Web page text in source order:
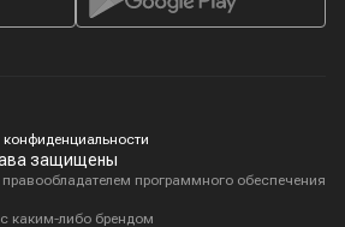
конфиденциальности
защищены
программного обеспечения
каким-либо брендом